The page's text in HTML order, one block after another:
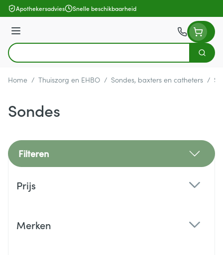
Ga naar de inhoud
Apothekersadvies Snelle beschikbaarheid
Menu
Product, merk, categorie...
Zoek
Home / Thuiszorg en EHBO / Sondes, baxters en catheters /
Sondes
Filteren
Prijs
Merken